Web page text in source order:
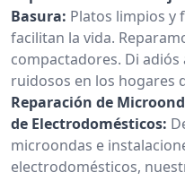
Basura: Platos limpios y
facilitan la vida.
compactadores. Di adiós
ruidosos en los hogares
Reparación de
de Electrodomésticos:
microondas e
electrodomésticos,